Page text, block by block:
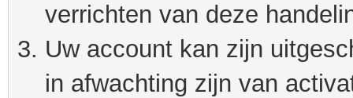
verrichten van deze
Uw account kan zijn
in afwachting zijn van